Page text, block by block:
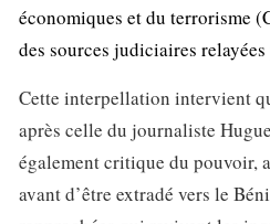
économiques et du terrorisme
des sources judiciaires relayées
Cette interpellation intervient
après celle du journaliste
également critique du pouvoir,
avant d’être extradé vers le